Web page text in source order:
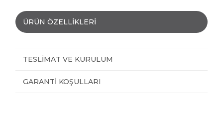
ÜRÜN ÖZELLIKLERI
TESLIMAT VE KURULUM
GARANTI KOŞULLARI